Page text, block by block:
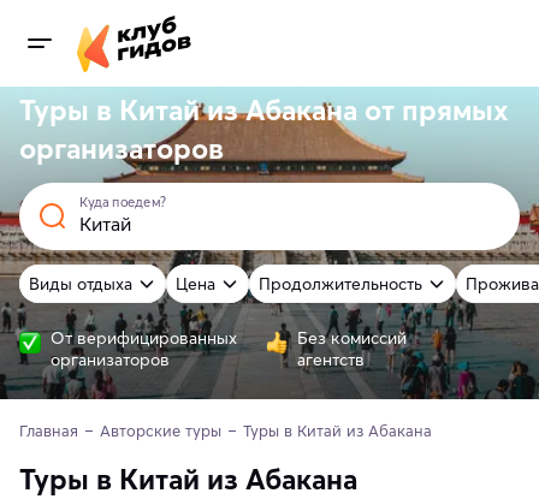
Туры в Китай из Абакана от прямых
организаторов
Куда поедем?
Виды отдыха Цена Продолжительность
От верифицированных
организаторов
Без комиссий
агентств
Главная Авторские туры Туры в Китай из Абакана
Туры в Китай из Абакана